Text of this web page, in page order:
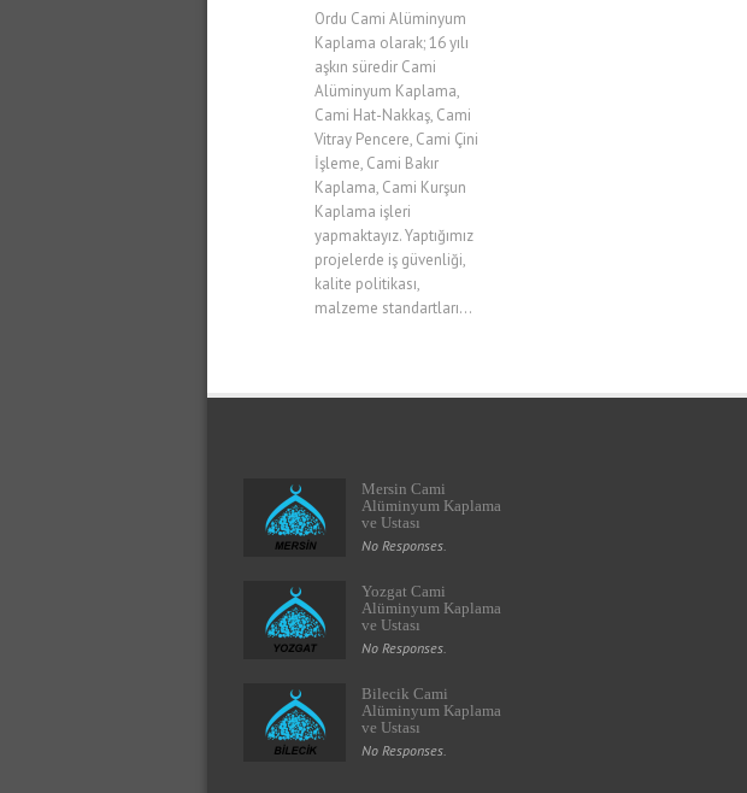
Ordu Cami Alüminyum
Kaplama olarak; 16 yılı
aşkın süredir Cami
Alüminyum Kaplama,
Cami Hat-Nakkaş, Cami
Vitray Pencere, Cami Çini
İşleme, Cami Bakır
Kaplama, Cami Kurşun
Kaplama işleri
yapmaktayız. Yaptığımız
projelerde iş güvenliği,
kalite politikası,
malzeme standartları...
Mersin Cami
Alüminyum Kaplama
ve Ustası
No Responses.
Yozgat Cami
Alüminyum Kaplama
ve Ustası
No Responses.
Bilecik Cami
Alüminyum Kaplama
ve Ustası
No Responses.